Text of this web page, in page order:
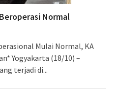
Normal
Mulai Normal, KA
Yogyakarta (18/10) –
terjadi di...